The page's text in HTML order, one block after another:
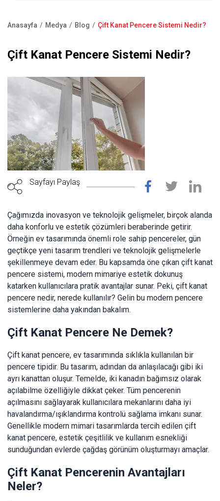
Kale Alarm
Satış Noktaları
S.S.S
yolu
Anasayfa Medya Blog Çift Kanat Pencere Sistemi Nedir?
Çift Kanat Pencere Sistemi Nedir?
Sayfayı Paylaş
Çağımızda inovasyon ve teknolojik gelişmeler, birçok alanda
daha konforlu ve estetik çözümleri beraberinde getirir.
Örneğin ev tasarımında önemli role sahip pencereler, gün
geçtikçe yeni tasarım trendleri ve teknolojik gelişmelerle
şekillenmeye devam eder. Bu kapsamda öne çıkan çift kanat
pencere sistemi, modern mimariye estetik dokunuş
katarken kullanıcılara pratik avantajlar sunar. Peki, çift kanat
pencere nedir, nerede kullanılır? Gelin bu modern pencere
sistemlerine daha yakından bakalım.
Çift Kanat Pencere Ne Demek?
Çift kanat pencere, ev tasarımında sıklıkla kullanılan bir
pencere tipidir. Bu tasarım, adından da anlaşılacağı gibi iki
ayrı kanattan oluşur. Temelde, iki kanadın bağımsız olarak
açılabilme özelliğiyle dikkat çeker. Tüm pencerenin
açılmasını sağlayarak kullanıcılara mekanlarını daha iyi
havalandırma/ışıklandırma kontrolü sağlama imkanı sunar.
Genellikle modern mimari tasarımlarda tercih edilen çift
kanat pencere, estetik çeşitlilik ve kullanım esnekliği
sunduğundan evlerde çağdaş görünüm oluşturmayı amaçlar.
Çift Kanat Pencerenin Avantajları
Neler?